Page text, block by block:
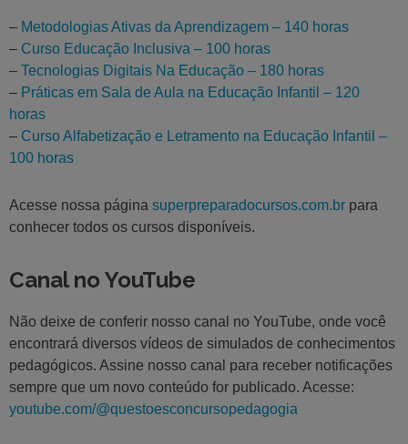
– Metodologias Ativas da Aprendizagem – 140 horas
– Curso Educação Inclusiva – 100 horas
– Tecnologias Digitais Na Educação – 180 horas
– Práticas em Sala de Aula na Educação Infantil – 120
horas
– Curso Alfabetização e Letramento na Educação Infantil –
100 horas
Acesse nossa página superpreparadocursos.com.br para
conhecer todos os cursos disponíveis.
Canal no YouTube
Não deixe de conferir nosso canal no YouTube, onde você
encontrará diversos vídeos de simulados de conhecimentos
pedagógicos. Assine nosso canal para receber notificações
sempre que um novo conteúdo for publicado. Acesse:
youtube.com/@questoesconcursopedagogia